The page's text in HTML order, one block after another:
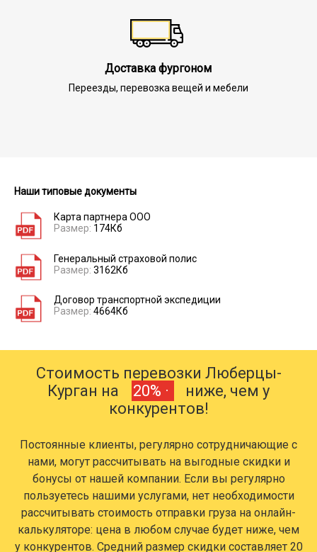
Доставка фургоном
Переезды, перевозка вещей и мебели
Наши типовые документы
Карта партнера ООО
Размер: 174Кб
Генеральный страховой полис
Размер: 3162Кб
Договор транспортной экспедиции
Размер: 4664Кб
Стоимость перевозки Люберцы-
Курган на
20% ·
ниже, чем у
конкурентов!
Постоянные клиенты, регулярно сотрудничающие с
нами, могут рассчитывать на выгодные скидки и
бонусы от нашей компании. Если вы регулярно
пользуетесь нашими услугами, нет необходимости
рассчитывать стоимость отправки груза на онлайн-
калькуляторе: цена в любом случае будет ниже, чем
у конкурентов. Средний размер скидки составляет 20